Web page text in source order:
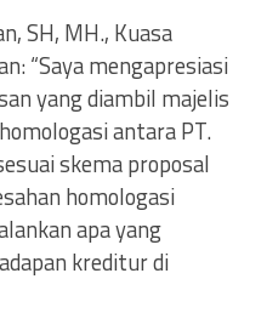
SH, MH., Kuasa
“Saya mengapresiasi
yang diambil majelis
antara PT.
skema proposal
homologasi
apa yang
kreditur di